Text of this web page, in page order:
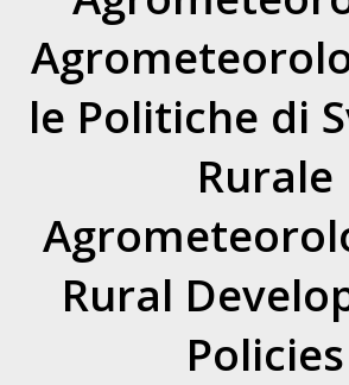
le Politiche di
Rurale
Rural
Policies